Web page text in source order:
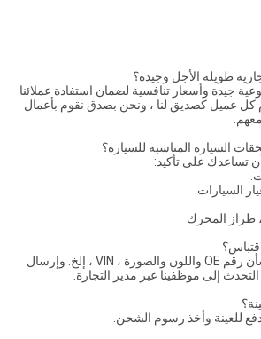
جيدة وأسعار تنافسية لضمان استفادة عملائنا
كل عميل كصديق لنا ، ونحن بصدق نقوم بأعمال
تساعدك على تأكيد:
السيارات.
طراز المحرك
يرجى تقديم المشورة بشأن رقم OE واللون والصورة ، VIN ، إلخ. وإرسال
التحدث إلى موظفينا عبر مدير التجارة.
للعينة وأخذ رسوم الشحن.